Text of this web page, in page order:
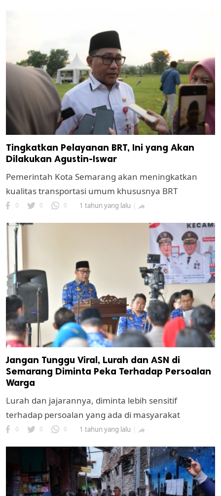
Tingkatkan Pelayanan BRT, Ini yang Akan
Dilakukan Agustin-Iswar
Pemerintah Kota Semarang akan meningkatkan
kualitas transportasi umum khususnya BRT
0 0 0 1 tahun yang lalu 
Jangan Tunggu Viral, Lurah dan ASN di
Semarang Diminta Peka Terhadap Persoalan
Warga
Lurah dan jajarannya, diminta lebih sensitif
terhadap persoalan yang ada di masyarakat
0 0 0 1 tahun yang lalu 